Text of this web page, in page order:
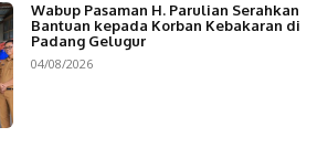
Wabup Pasaman H. Parulian Serahkan
Bantuan kepada Korban Kebakaran di
Padang Gelugur
04/08/2026